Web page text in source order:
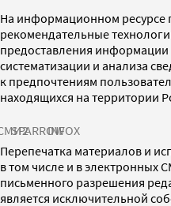
На информационном ресурсе
рекомендательные
предоставления информации
систематизации и анализа
к предпочтениям
находящихся на территории
SPARROWINFOX
Перепечатка материалов и
в том числе и в электронных
письменного разрешения
является исключительной